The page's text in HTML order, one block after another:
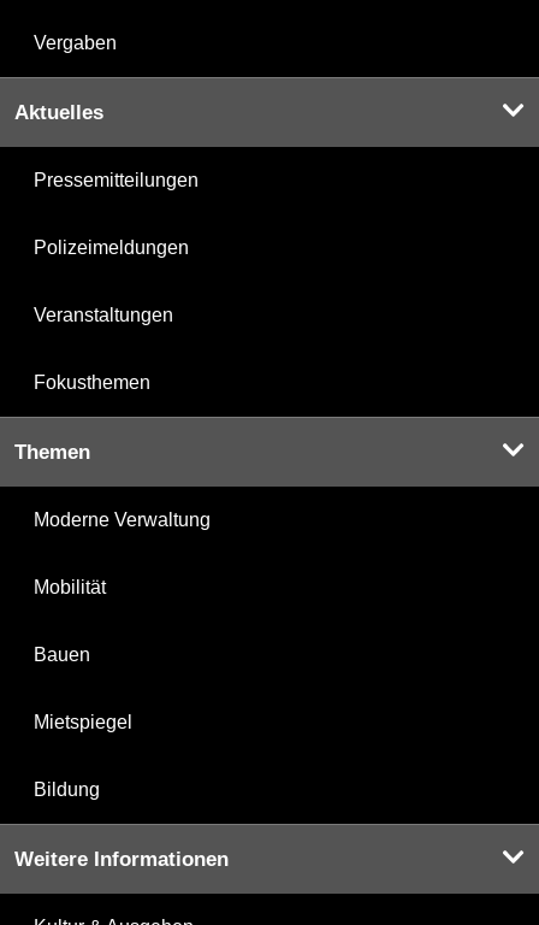
Vergaben
Aktuelles
Pressemitteilungen
Polizeimeldungen
Veranstaltungen
Fokusthemen
Themen
Moderne Verwaltung
Mobilität
Bauen
Mietspiegel
Bildung
Weitere Informationen